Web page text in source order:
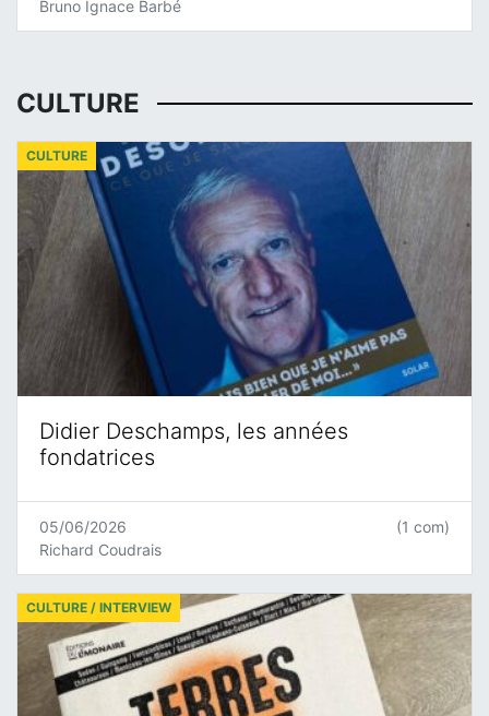
Bruno Ignace Barbé
CULTURE
Didier Deschamps, les années
fondatrices
CULTURE
05/06/2026
Richard Coudrais
(1 com)
CULTURE / INTERVIEW